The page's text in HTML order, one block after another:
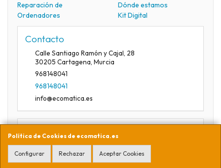
Política de Cookies de ecomatica.es
Configurar Rechazar Aceptar Cookies
Reparación de
Ordenadores
Dónde estamos
Kit Digital
Contacto
Calle Santiago Ramón y Cajal, 28
30205 Cartagena, Murcia
968148041
968148041
info@ecomatica.es
Horario
09:30-13:30